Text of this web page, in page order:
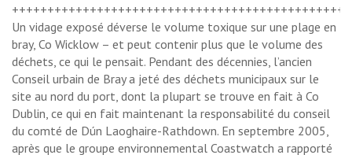
Un vidage exposé déverse le volume toxique sur une plage en
bray, Co Wicklow – et peut contenir plus que le volume des
déchets, ce qui le pensait. Pendant des décennies, l’ancien
Conseil urbain de Bray a jeté des déchets municipaux sur le
site au nord du port, dont la plupart se trouve en fait à Co
Dublin, ce qui en fait maintenant la responsabilité du conseil
du comté de Dún Laoghaire-Rathdown. En septembre 2005,
après que le groupe environnemental Coastwatch a rapporté